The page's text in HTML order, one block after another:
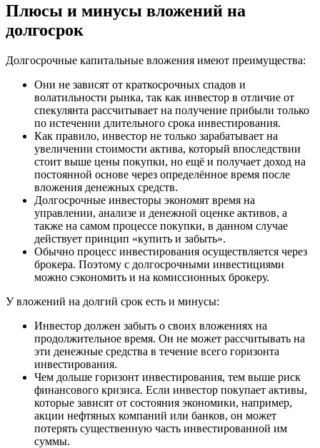
Плюсы и минусы вложений на
долгосрок
Долгосрочные капитальные вложения имеют преимущества:
Они не зависят от краткосрочных спадов и
волатильности рынка, так как инвестор в отличие от
спекулянта рассчитывает на получение прибыли только
по истечении длительного срока инвестирования.
Как правило, инвестор не только зарабатывает на
увеличении стоимости актива, который впоследствии
стоит выше цены покупки, но ещё и получает доход на
постоянной основе через определённое время после
вложения денежных средств.
Долгосрочные инвесторы экономят время на
управлении, анализе и денежной оценке активов, а
также на самом процессе покупки, в данном случае
действует принцип «купить и забыть».
Обычно процесс инвестирования осуществляется через
брокера. Поэтому с долгосрочными инвестициями
можно сэкономить и на комиссионных брокеру.
У вложений на долгий срок есть и минусы:
Инвестор должен забыть о своих вложениях на
продолжительное время. Он не может рассчитывать на
эти денежные средства в течение всего горизонта
инвестирования.
Чем дольше горизонт инвестирования, тем выше риск
финансового кризиса. Если инвестор покупает активы,
которые зависят от состояния экономики, например,
акции нефтяных компаний или банков, он может
потерять существенную часть инвестированной им
суммы.